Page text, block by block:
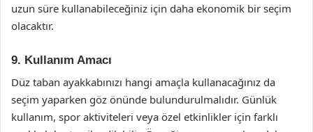
uzun süre kullanabileceğiniz için daha ekonomik bir seçim
olacaktır.
9. Kullanım Amacı
Düz taban ayakkabınızı hangi amaçla kullanacağınız da
seçim yaparken göz önünde bulundurulmalıdır. Günlük
kullanım, spor aktiviteleri veya özel etkinlikler için farklı